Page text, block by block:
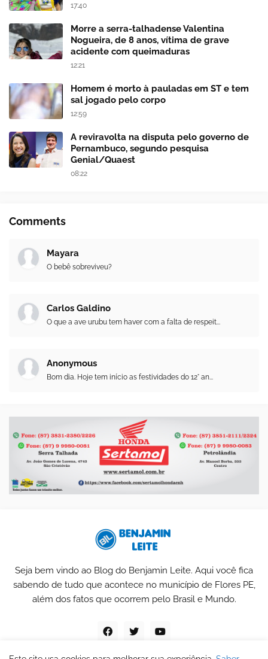
17:40
Morre a serra-talhadense Valentina
Nogueira, de 8 anos, vítima de grave
acidente com queimaduras
12:21
Homem é morto à pauladas em ST e tem
sal jogado pelo corpo
12:59
A reviravolta na disputa pelo governo de
Pernambuco, segundo pesquisa
Genial/Quaest
08:22
Comments
Mayara
O bebê sobreviveu?
Carlos Galdino
O que a ave urubu tem haver com a falta de respeit...
Anonymous
Bom dia. Hoje tem início as festividades do 12° an...
Seja bem vindo ao Blog do Benjamin Leite. Aqui você fica
sabendo de tudo que acontece no município de Flores PE,
além dos fatos que ocorrem pelo Brasil e Mundo.